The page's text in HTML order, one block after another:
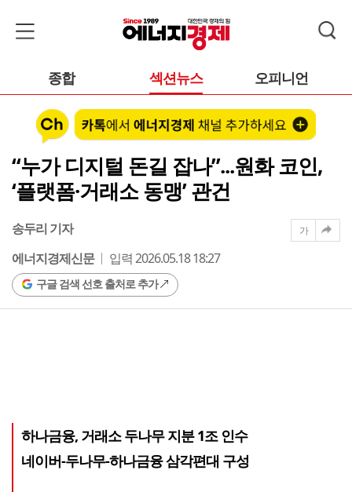
종합 섹션뉴스 오피니언
“누가 디지털 돈길 잡나”...원화 코인,
‘플랫폼·거래소 동맹’ 관건
송두리 기자
에너지경제신문
입력 2026.05.18 18:27
구글 검색 선호 출처로 추가
가
하나금융, 거래소 두나무 지분 1조 인수
네이버-두나무-하나금융 삼각편대 구성